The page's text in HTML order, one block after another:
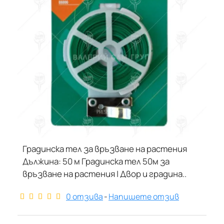
Градинска тел за връзване на растения
Дължина: 50 м Градинска тел 50м за
връзване на растения | Двор и градина..
0 отзива-Напишете отзив